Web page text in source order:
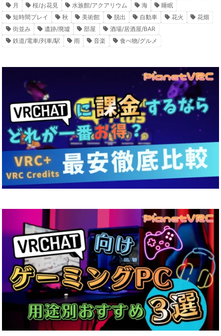
月
桜/お花見 水族館/アクアリウム 海
睡眠
短時間プレイ
秋 美術館 脱出 自動車 花火
花畑
街並み
遺跡/廃墟 部屋
酒場/居酒屋/BAR
鉄道/電車/列車/駅
雨 音楽 食べ物/グルメ